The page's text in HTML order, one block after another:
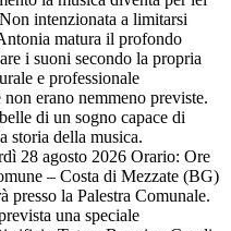
intenzionata a limitarsi
matura il profondo
i suoni secondo la propria
e professionale
erano nemmeno previste.
di un sogno capace di
storia della musica.
28 agosto 2026 Orario: Ore
– Costa di Mezzate (BG)
presso la Palestra Comunale.
una speciale